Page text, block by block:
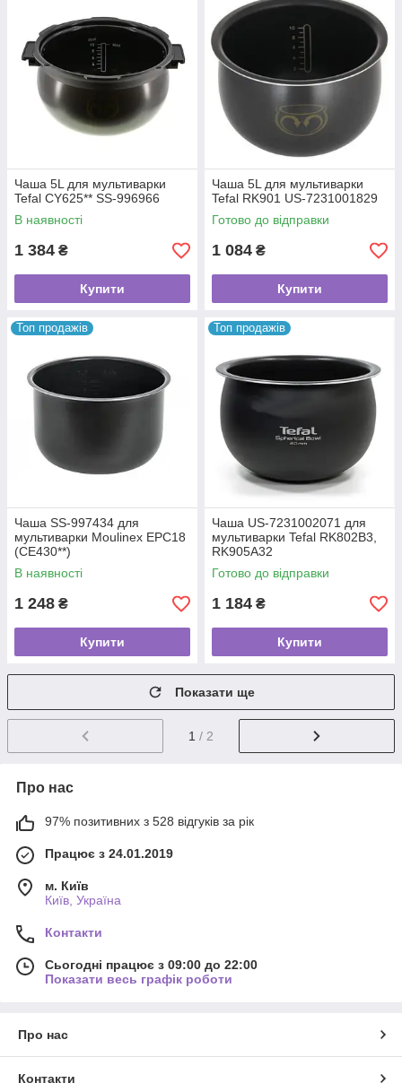
Чаша 5L для мультиварки
Tefal CY625** SS-996966
В наявності
1 384 ₴
Купити
Чаша 5L для мультиварки
Tefal RK901 US-7231001829
Готово до відправки
1 084 ₴
Купити
Топ продажів
Чаша SS-997434 для
мультиварки Moulinex EPC18
(CE430**)
В наявності
1 248 ₴
Купити
Топ продажів
Чаша US-7231002071 для
мультиварки Tefal RK802B3,
RK905A32
Готово до відправки
1 184 ₴
Купити
Показати ще
1 / 2
Про нас
97% позитивних з 528 відгуків за рік
Працює з 24.01.2019
м. Київ
Київ, Україна
Контакти
Сьогодні працює з 09:00 до 22:00
Показати весь графік роботи
Про нас
Контакти